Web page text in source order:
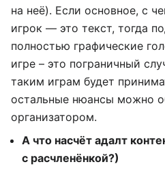
на неё). Если основное, с
игрок — это текст, тогда
полностью графические
игре – это пограничный
таким играм будет
остальные нюансы можно
организатором.
А что насчёт адалт
с расчленёнкой?)